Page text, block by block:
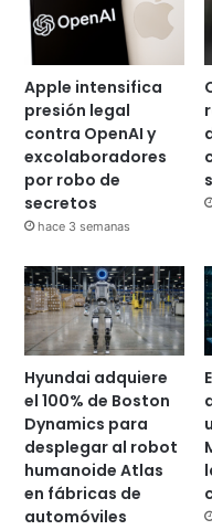
Apple intensifica
presión legal
contra OpenAI y
excolaboradores
por robo de
secretos
hace 3 semanas
Hyundai adquiere
el 100% de Boston
Dynamics para
desplegar al robot
humanoide Atlas
en fábricas de
automóviles